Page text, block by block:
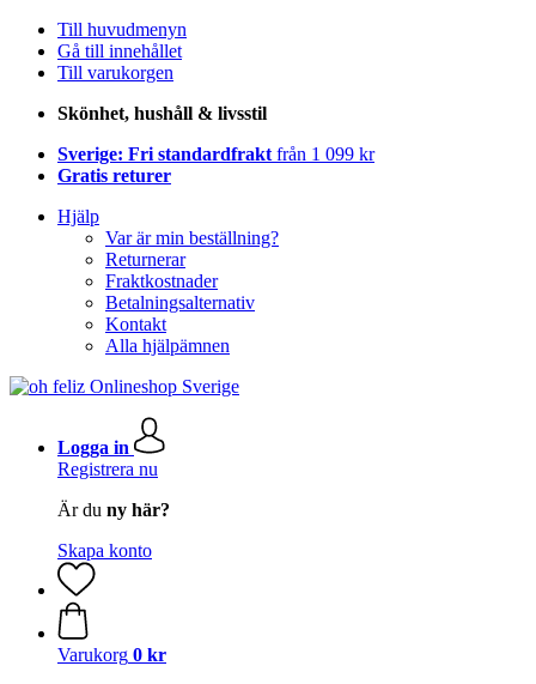
Till huvudmenyn
Gå till innehållet
Till varukorgen
Skönhet, hushåll & livsstil
Sverige: Fri standardfrakt från 1 099 kr
Gratis returer
Hjälp
Var är min beställning?
Returnerar
Fraktkostnader
Betalningsalternativ
Kontakt
Alla hjälpämnen
Logga in
Registrera nu
Är du ny här?
Skapa konto
Varukorg 0 kr